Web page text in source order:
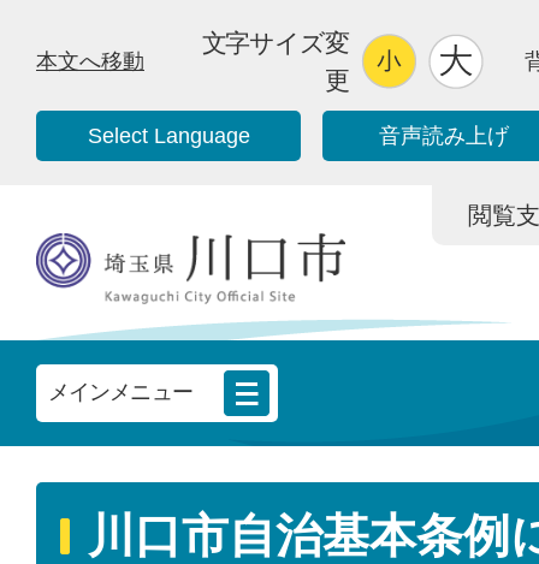
本文へ移動
文字サイズ変
更
Select Language 音声読み上げ
閲覧
メインメニュー
川口市自治基本条例